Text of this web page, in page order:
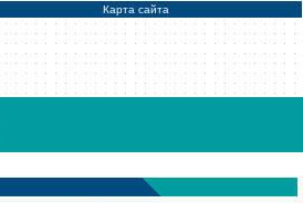
Карта сайта